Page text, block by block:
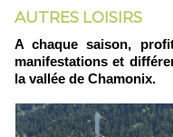
AUTRES LOISIRS
A chaque saison, profitez pleinement des équipements,
manifestations et
la vallée de Chamonix.